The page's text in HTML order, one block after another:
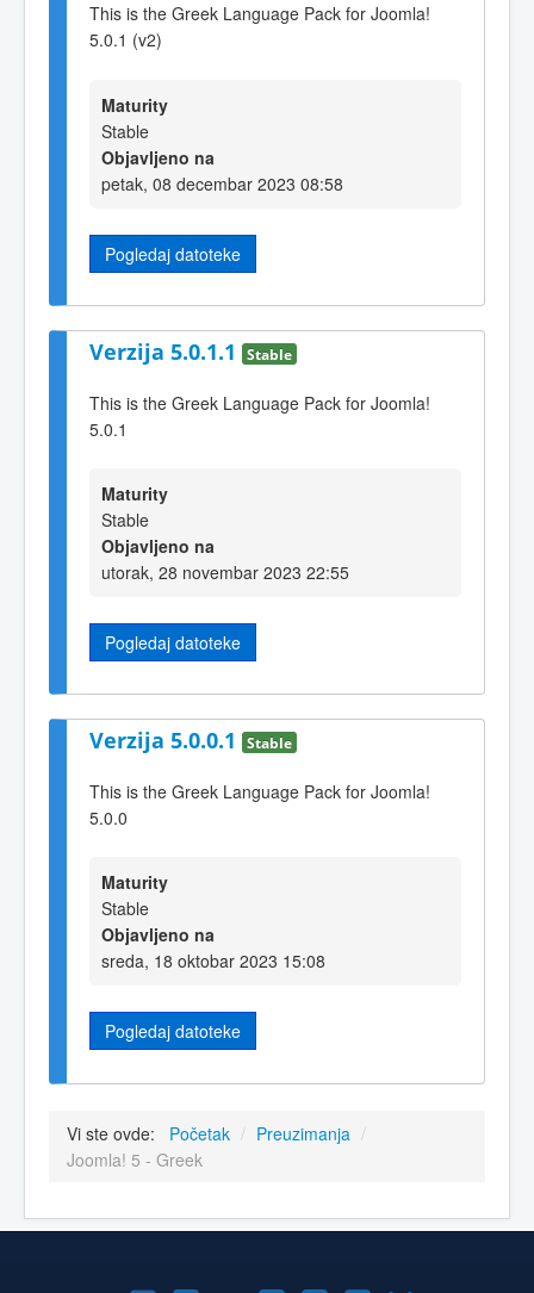
This is the Greek Language Pack for Joomla!
5.0.1 (v2)
Maturity
Stable
Objavljeno na
petak, 08 decembar 2023 08:58
Pogledaj datoteke
Verzija 5.0.1.1 Stable
This is the Greek Language Pack for Joomla!
5.0.1
Maturity
Stable
Objavljeno na
utorak, 28 novembar 2023 22:55
Pogledaj datoteke
Verzija 5.0.0.1 Stable
This is the Greek Language Pack for Joomla!
5.0.0
Maturity
Stable
Objavljeno na
sreda, 18 oktobar 2023 15:08
Pogledaj datoteke
Vi ste ovde: Početak / Preuzimanja /
Joomla! 5 - Greek